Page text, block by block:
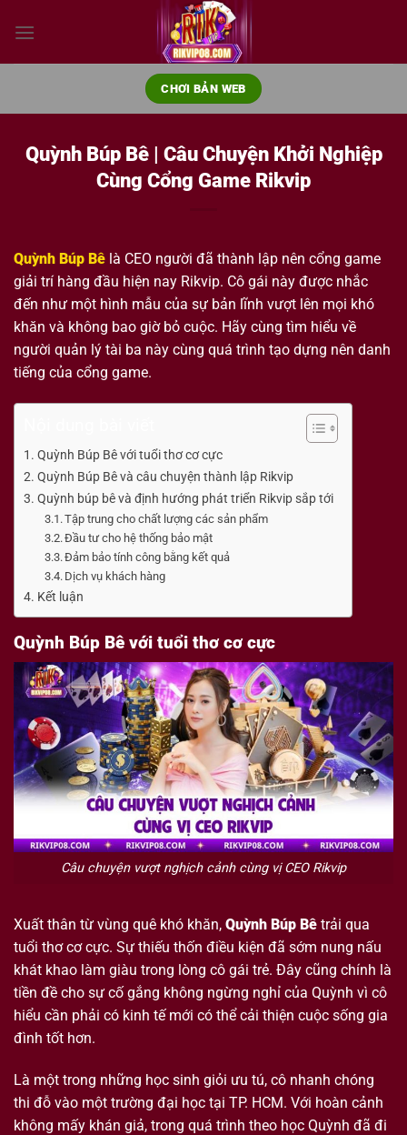
qua
CHƠI BẢN WEB
Quỳnh Búp Bê | Câu Chuyện Khởi Nghiệp
Cùng Cổng Game Rikvip
Quỳnh Búp Bê là CEO người đã thành lập nên cổng game
giải trí hàng đầu hiện nay Rikvip. Cô gái này được nhắc
đến như một hình mẫu của sự bản lĩnh vượt lên mọi khó
khăn và không bao giờ bỏ cuộc. Hãy cùng tìm hiểu về
người quản lý tài ba này cùng quá trình tạo dựng nên danh
tiếng của cổng game.
Quỳnh Búp Bê với tuổi thơ cơ cực
Quỳnh Búp Bê và câu chuyện thành lập Rikvip
Quỳnh búp bê và định hướng phát triển Rikvip sắp tới
Tập trung cho chất lượng các sản phẩm
Đầu tư cho hệ thống bảo mật
Đảm bảo tính công bằng kết quả
Dịch vụ khách hàng
Kết luận
Quỳnh Búp Bê với tuổi thơ cơ cực
Câu chuyện vượt nghịch cảnh cùng vị CEO Rikvip
Xuất thân từ vùng quê khó khăn, Quỳnh Búp Bê trải qua
tuổi thơ cơ cực. Sự thiếu thốn điều kiện đã sớm nung nấu
khát khao làm giàu trong lòng cô gái trẻ. Đây cũng chính là
tiền đề cho sự cố gắng không ngừng nghỉ của Quỳnh vì cô
hiểu cần phải có kinh tế mới có thể cải thiện cuộc sống gia
đình tốt hơn.
Là một trong những học sinh giỏi ưu tú, cô nhanh chóng
thi đỗ vào một trường đại học tại TP. HCM. Với hoàn cảnh
không mấy khán giả, trong quá trình theo học Quỳnh đã đi